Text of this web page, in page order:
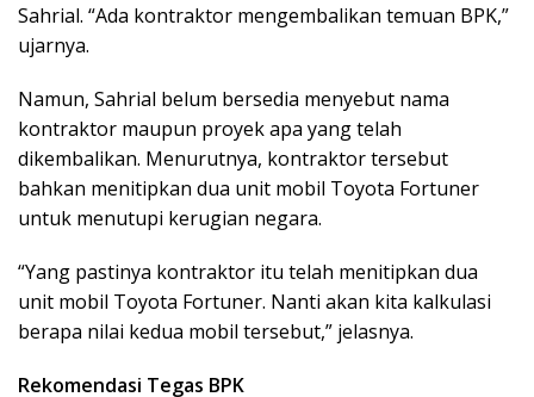
Sahrial. “Ada kontraktor mengembalikan temuan BPK,”
ujarnya.
Namun, Sahrial belum bersedia menyebut nama
kontraktor maupun proyek apa yang telah
dikembalikan. Menurutnya, kontraktor tersebut
bahkan menitipkan dua unit mobil Toyota Fortuner
untuk menutupi kerugian negara.
“Yang pastinya kontraktor itu telah menitipkan dua
unit mobil Toyota Fortuner. Nanti akan kita kalkulasi
berapa nilai kedua mobil tersebut,” jelasnya.
Rekomendasi Tegas BPK